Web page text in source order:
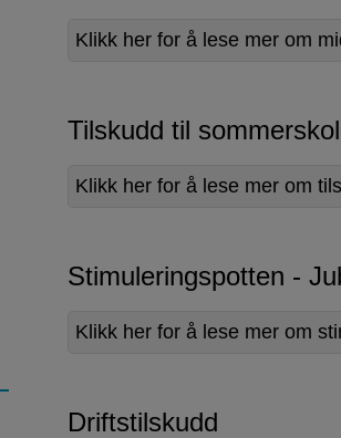
Klikk her for å lese mer om
Tilskudd til
Klikk her for å lese mer om
Stimuleringspotten -
Klikk her for å lese mer om
Driftstilskudd